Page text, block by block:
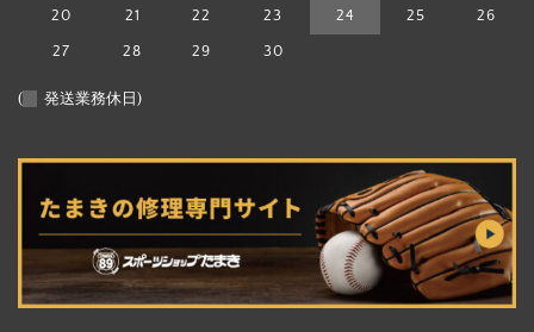
20 21 22 23 24 25 26
27 28 29 30
( 発送業務休日)